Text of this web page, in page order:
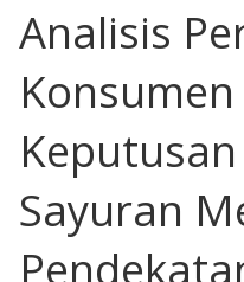
Analisis
Sayuran